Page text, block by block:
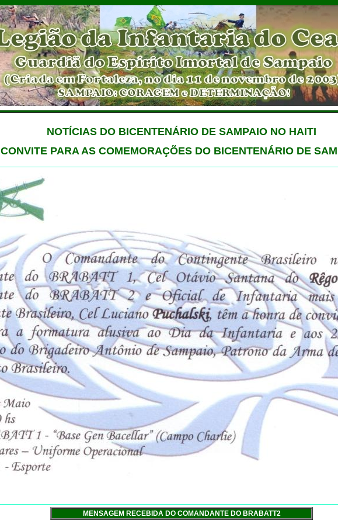
NOTÍCIAS DO BICENTENÁRIO DE SAMPAIO NO HAITI
CONVITE PARA AS COMEMORAÇÕES DO BICENTENÁRIO DE
MENSAGEM RECEBIDA DO COMANDANTE DO BRABATT2